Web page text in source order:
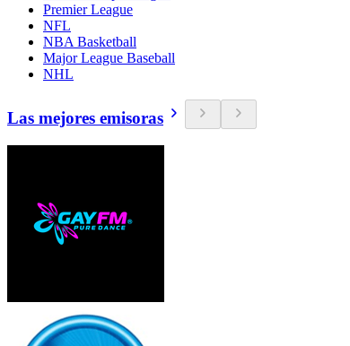
Premier League
NFL
NBA Basketball
Major League Baseball
NHL
Las mejores emisoras